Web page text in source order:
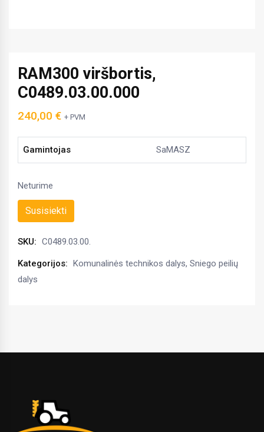
RAM300 viršbortis,
C0489.03.00.000
240,00 € + PVM
Gamintojas SaMASZ
Neturime
Susisiekti
SKU: C0489.03.00.
Kategorijos: Komunalinės technikos dalys, Sniego peilių
dalys